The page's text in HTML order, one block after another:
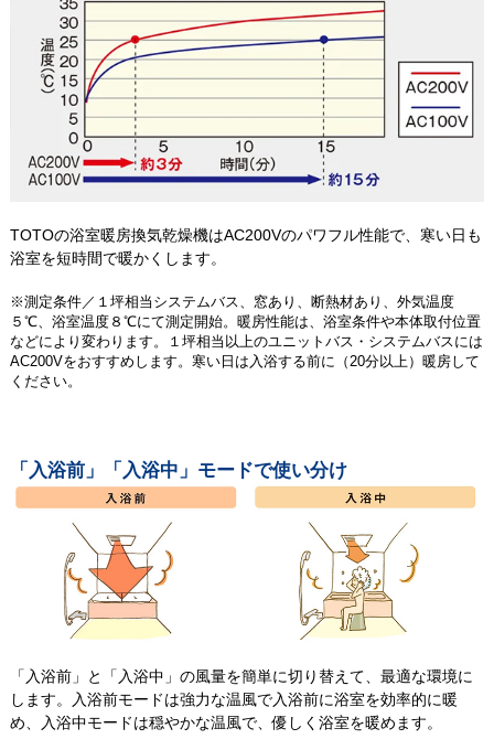
TOTOの浴室暖房換気乾燥機はAC200Vのパワフル性能で、寒い日も
浴室を短時間で暖かくします。
※測定条件／１坪相当システムバス、窓あり、断熱材あり、外気温度
５℃、浴室温度８℃にて測定開始。暖房性能は、浴室条件や本体取付位置
などにより変わります。１坪相当以上のユニットバス・システムバスには
AC200Vをおすすめします。寒い日は入浴する前に（20分以上）暖房して
ください。
「入浴前」「入浴中」モードで使い分け
「入浴前」と「入浴中」の風量を簡単に切り替えて、最適な環境に
します。入浴前モードは強力な温風で入浴前に浴室を効率的に暖
め、入浴中モードは穏やかな温風で、優しく浴室を暖めます。